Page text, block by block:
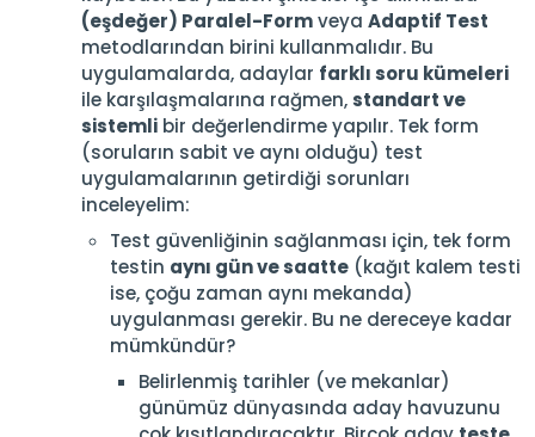
(eşdeğer) Paralel-Formveya Adaptif Test
metodlarından birini kullanmalıdır. Bu
uygulamalarda, adaylar farklı soru kümeleri
ile karşılaşmalarına rağmen, standart ve
sistemli bir değerlendirme yapılır. Tek form
(soruların sabit ve aynı olduğu) test
uygulamalarının getirdiği sorunları
inceleyelim:
Test güvenliğinin sağlanması için, tek form
testin aynı gün ve saatte (kağıt kalem testi
ise, çoğu zaman aynı mekanda)
uygulanması gerekir. Bu ne dereceye kadar
mümkündür?
Belirlenmiş tarihler (ve mekanlar)
günümüz dünyasında aday havuzunu